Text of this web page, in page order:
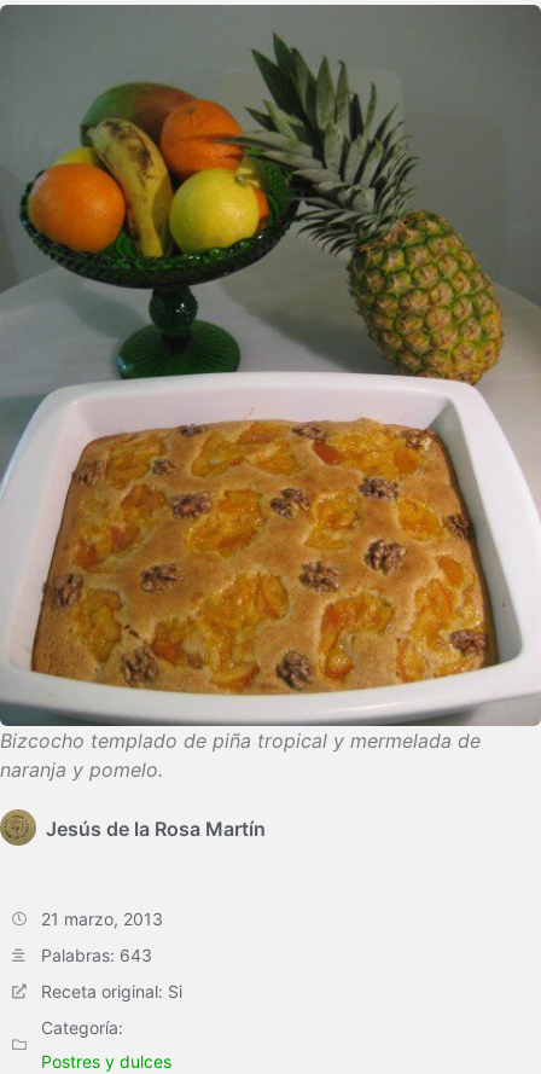
Bizcocho templado de piña tropical y mermelada de
naranja y pomelo.
Jesús de la Rosa Martín
21 marzo, 2013
Palabras: 643
Receta original: Si
Categoría:
Postres y dulces